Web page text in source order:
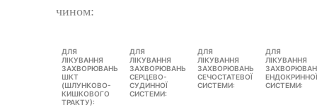
чином:
ДЛЯ
ЛІКУВАННЯ
ЗАХВОРЮВАНЬ
ШКТ
(ШЛУНКОВО-
КИШКОВОГО
ТРАКТУ):
ДЛЯ
ЛІКУВАННЯ
ЗАХВОРЮВАНЬ
СЕРЦЕВО-
СУДИННОЇ
СИСТЕМИ:
ДЛЯ
ЛІКУВАННЯ
ЗАХВОРЮВАНЬ
СЕЧОСТАТЕВОЇ
СИСТЕМИ:
ДЛЯ
ЛІКУВАННЯ
ЕНДОКРИННОЇ
СИСТЕМИ: